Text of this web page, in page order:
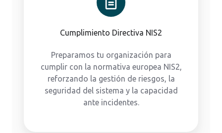
Cumplimiento Directiva NIS2
Preparamos tu organización para
cumplir con la normativa europea NIS2,
reforzando la gestión de riesgos, la
seguridad del sistema y la capacidad
ante incidentes.